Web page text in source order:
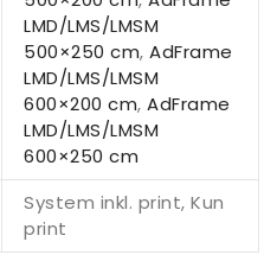
LMD/LMS/LMSM
500×250 cm, AdFrame
LMD/LMS/LMSM
600×200 cm, AdFrame
LMD/LMS/LMSM
600×250 cm
System inkl. print, Kun
print